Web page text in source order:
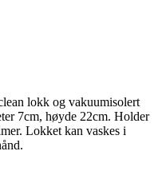
lokk og vakuumisolert
7cm, høyde 22cm. Holder
Lokket kan vaskes i